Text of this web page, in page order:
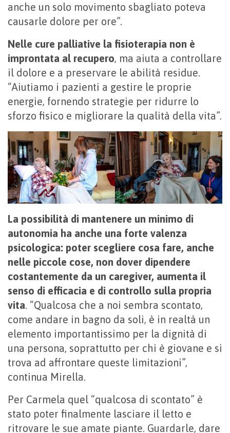
anche un solo movimento sbagliato poteva
causarle dolore per ore”.
Nelle cure palliative la fisioterapia non è
improntata al recupero, ma aiuta a controllare
il dolore e a preservare le abilità residue.
“Aiutiamo i pazienti a gestire le proprie
energie, fornendo strategie per ridurre lo
sforzo fisico e migliorare la qualità della vita”.
La possibilità di mantenere un minimo di
autonomia ha anche una forte valenza
psicologica: poter scegliere cosa fare, anche
nelle piccole cose, non dover dipendere
costantemente da un caregiver, aumenta il
senso di efficacia e di controllo sulla propria
vita. “Qualcosa che a noi sembra scontato,
come andare in bagno da soli, è in realtà un
elemento importantissimo per la dignità di
una persona, soprattutto per chi è giovane e si
trova ad affrontare queste limitazioni”,
continua Mirella.
Per Carmela quel “qualcosa di scontato” è
stato poter finalmente lasciare il letto e
ritrovare le sue amate piante. Guardarle, dare